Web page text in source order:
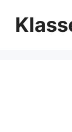
Inhalt
springen